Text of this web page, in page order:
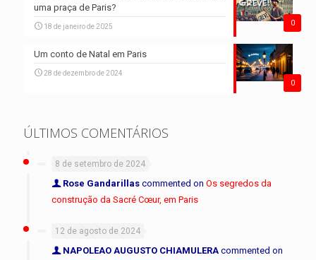
0
uma praça de Paris?
18 de janeiro de 2025
0
Um conto de Natal em Paris
28 de dezembro de 2024
ÚLTIMOS COMENTÁRIOS
8 de setembro de 2024
Rose Gandarillas commented on Os segredos da
construção da Sacré Cœur, em Paris
12 de agosto de 2024
NAPOLEAO AUGUSTO CHIAMULERA commented on